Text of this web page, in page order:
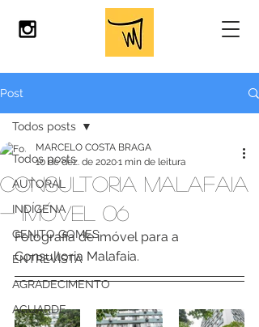
Post
Todos posts
AUTORAL
INDÍGENA
GENITO GOMES
ENTREVISTA
AGRADECIMENTO
AGUARDE
Todos posts
CONSULTORIA MALAFAIA
- IMÓVEL 06
MARCELO COSTA BRAGA
10 de dez. de 20201 min de leitura
Fotografia de imóvel para a
Consultoria Malafaia.